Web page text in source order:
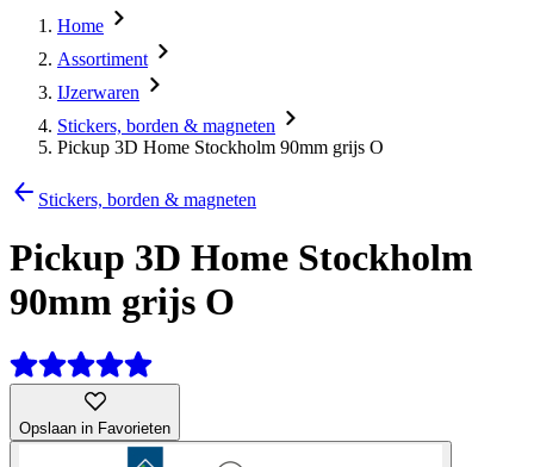
Home
Assortiment
IJzerwaren
Stickers, borden & magneten
Pickup 3D Home Stockholm 90mm grijs O
Stickers, borden & magneten
Pickup 3D Home Stockholm
90mm grijs O
Opslaan in Favorieten